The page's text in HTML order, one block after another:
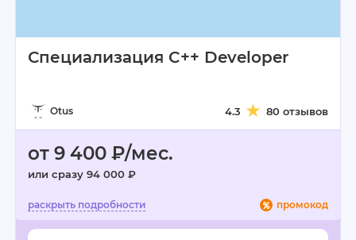
Специализация C++ Developer
Otus 4.3 80 отзывов
от 9 400 ₽/мес.
или сразу 94 000 ₽
промокод